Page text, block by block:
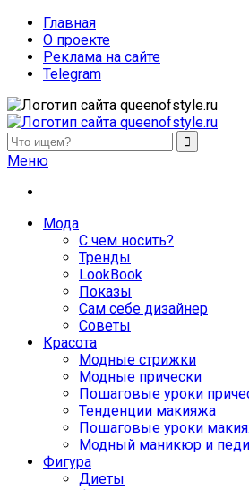
Главная
О проекте
Реклама на сайте
Telegram
queenofstyle.ru
Женский сайт о моде и красоте.
похудения, отзывы о процедурах и
Меню
Мода
С чем носить?
Тренды
LookBook
Показы
Сам себе дизайнер
Советы
Красота
Модные стрижки
Модные прически
Пошаговые уроки
Тенденции макияжа
Пошаговые уроки
Модный маникюр и
Фигура
Диеты